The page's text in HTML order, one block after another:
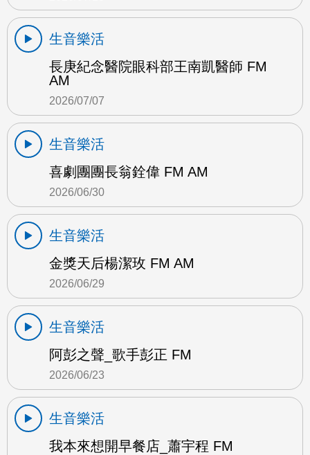
生音樂活
長庚紀念醫院眼科部王南凱醫師 FM
AM
2026/07/07
生音樂活
喜劇團團長翁銓偉 FM AM
2026/06/30
生音樂活
金獎天后楊潔玫 FM AM
2026/06/29
生音樂活
阿彭之聲_歌手彭正 FM
2026/06/23
生音樂活
我本來想開早餐店_蕭宇程 FM